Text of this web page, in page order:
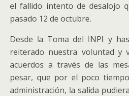
el fallido intento de desalojo
pasado 12 de octubre.
Desde la Toma del INPI y
reiterado nuestra voluntad y
acuerdos a través de las
pesar, que por el poco
administración, la salida